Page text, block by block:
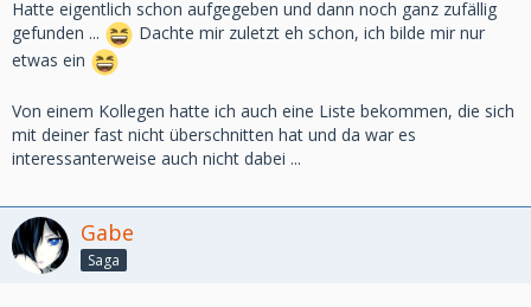
Hatte eigentlich schon aufgegeben und dann noch ganz zufällig
gefunden ...
Dachte mir zuletzt eh schon, ich bilde mir nur
etwas ein
Von einem Kollegen hatte ich auch eine Liste bekommen, die sich
mit deiner fast nicht überschnitten hat und da war es
interessanterweise auch nicht dabei ...
Gabe
Saga